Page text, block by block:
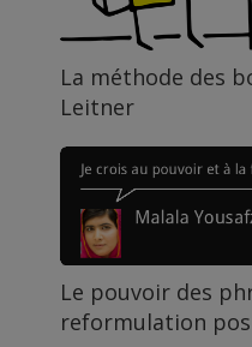
La méthode des
Leitner
Le pouvoir des
reformulation